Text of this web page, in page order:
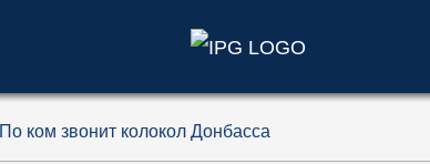
По ком звонит колокол Донбасса